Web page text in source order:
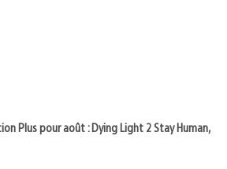
Plus pour août : Dying Light 2 Stay Human,